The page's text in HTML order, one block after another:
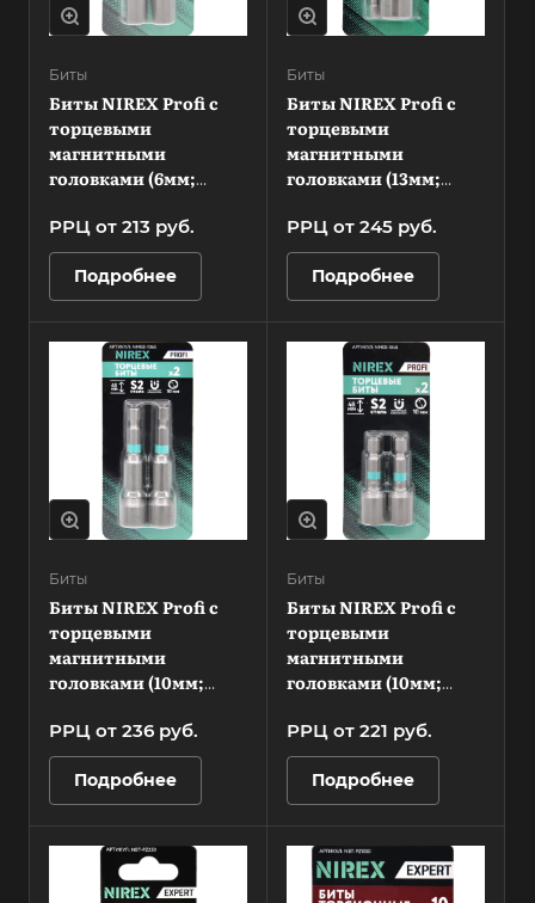
Биты
Биты NIREX Profi с
торцевыми
магнитными
головками (6мм;
РРЦ от 213 руб.
Подробнее
Биты
Биты NIREX Profi с
торцевыми
магнитными
головками (13мм;
РРЦ от 245 руб.
Подробнее
Биты
Биты NIREX Profi с
торцевыми
магнитными
головками (10мм;
РРЦ от 236 руб.
Подробнее
Биты
Биты NIREX Profi с
торцевыми
магнитными
головками (10мм;
РРЦ от 221 руб.
Подробнее